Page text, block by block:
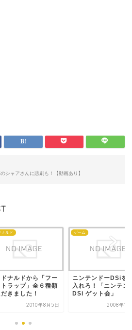
シャアさんに悲劇も！【動画あり】
ナルド
ドナルドから「フー
トラップ」全６種類
きました！
2010年8月5日
ゲーム
ニンテンドーDSiを
入れろ！「ニンテン
DSi ゲット会」
2008年10